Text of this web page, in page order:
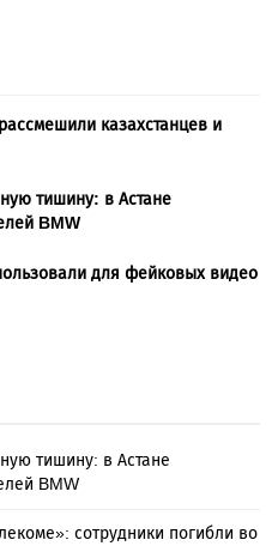
казахстанцев и
тишину: в Астане
BMW
для фейковых видео
тишину: в Астане
BMW
сотрудники погибли во